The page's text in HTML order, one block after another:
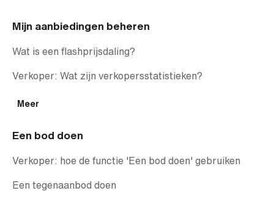
Mijn aanbiedingen beheren
Wat is een flashprijsdaling?
Verkoper: Wat zijn verkopersstatistieken?
Meer
Een bod doen
Verkoper: hoe de functie 'Een bod doen' gebruiken
Een tegenaanbod doen